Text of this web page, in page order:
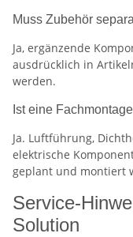
Muss Zubehör
Ja, ergänzende
ausdrücklich in
werden.
Ist eine
Ja. Luftführung,
elektrische
geplant und montiert
Service-
Solution